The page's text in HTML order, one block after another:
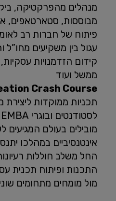
מנהלים מהפרקטיקה,
מבוססות, סטארטאפים,
פיתוח של חברות רב
עגול בין משקיעים
קידום הזדמנויות
ממשל ועוד
Crash Course
תכניות ממוקדות ליצירת
מובילים בעולם המגיעים
אינטנסיביים במהלכו
החל משלב חוללות
התכנות ופיתוח תכנית
מול מומחים מתחומים